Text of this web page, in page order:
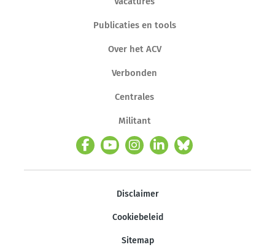
Publicaties en tools
Over het ACV
Verbonden
Centrales
Militant
Disclaimer
Cookiebeleid
Sitemap